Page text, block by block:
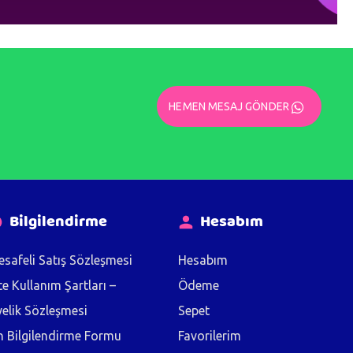
HEMEN MESAJ GÖNDER
Bilgilendirme
Satış Sözleşmesi
Kullanım Şartları –
Sözleşmesi
Bilgilendirme Formu
Hesabım
Hesabım
Ödeme
Sepet
Favorilerim